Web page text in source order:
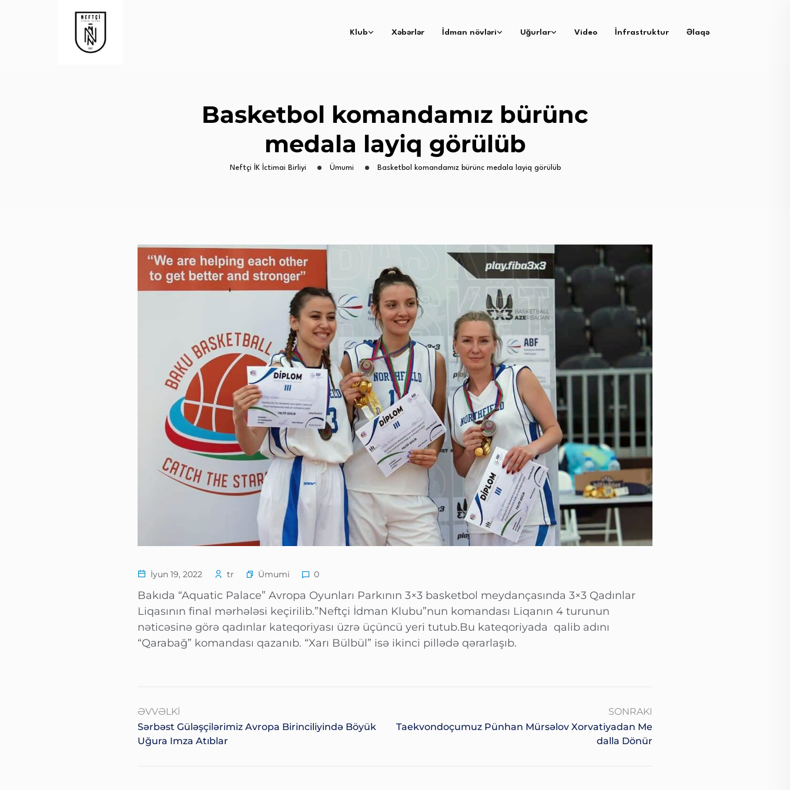
Klub Xəbərlər İdman növləri Uğurlar Video İnfrastruktur Əlaqə
Basketbol komandamız bürünc
medala layiq görülüb
Neftçi İK İctimai Birliyi Ümumi Basketbol komandamız bürünc medala layiq görülüb
İyun 19, 2022 tr Ümumi 0
Bakıda “Aquatic Palace” Avropa Oyunları Parkının 3×3 basketbol meydançasında 3×3 Qadınlar
Liqasının final mərhələsi keçirilib.”Neftçi İdman Klubu”nun komandası Liqanın 4 turunun
nəticəsinə görə qadınlar kateqoriyası üzrə üçüncü yeri tutub.Bu kateqoriyada qalib adını
“Qarabağ” komandası qazanıb. “Xarı Bülbül” isə ikinci pillədə qərarlaşıb.
ƏVVƏLKI
Sərbəst Güləşçilərimiz Avropa Birinciliyində Böyük
Uğura Imza Atıblar
SONRAKI
Taekvondoçumuz Pünhan Mürsəlov Xorvatiyadan Me
Dalla Dönür